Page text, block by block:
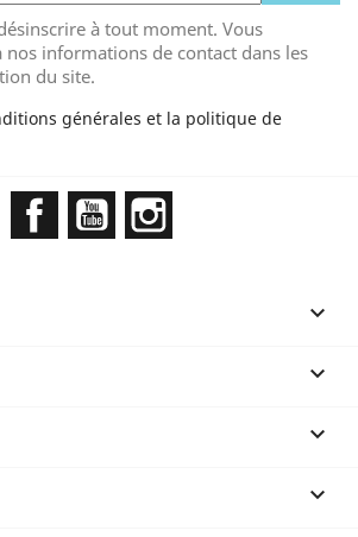
à tout moment. Vous
informations de contact dans les
du site.
générales et la politique de
FacebookYouTube



